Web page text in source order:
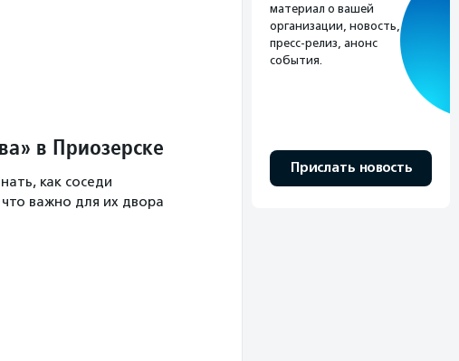
в Приозерске
как соседи
важно для их двора
материал о вашей
организации, новость,
пресс-релиз, анонс
события.
Прислать новость